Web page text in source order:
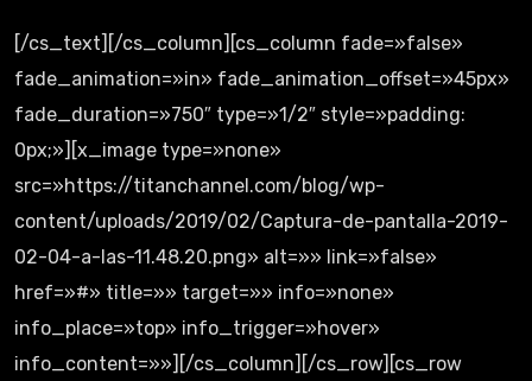
[/cs_text][/cs_column][cs_column fade=»false»
fade_animation=»in» fade_animation_offset=»45px»
fade_duration=»750″ type=»1/2″ style=»padding:
0px;»][x_image type=»none»
src=»https://titanchannel.com/blog/wp-
content/uploads/2019/02/Captura-de-pantalla-2019-
02-04-a-las-11.48.20.png» alt=»» link=»false»
href=»#» title=»» target=»» info=»none»
info_place=»top» info_trigger=»hover»
info_content=»»][/cs_column][/cs_row][cs_row